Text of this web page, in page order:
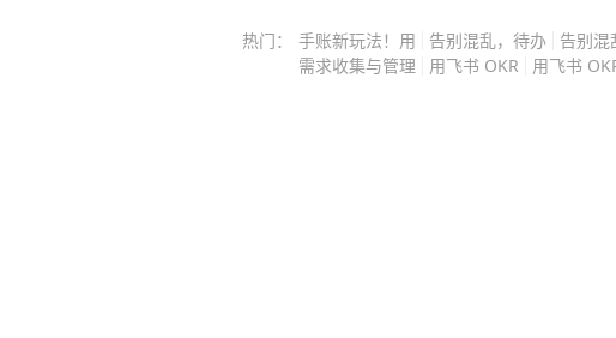
时候明明自己办不到，也要托朋友帮忙周转
作的精力。 次数多了他才反应过来，常来的
热门： 手账新玩法！用 告别混乱，待办 告别混
需求收集与管理
用飞书 OKR 用飞书